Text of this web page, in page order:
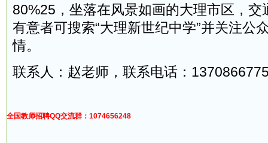
80%25，坐落在风景如画的大理市区，交
有意者可搜索“大理新世纪中学”并关注公
情。
联系人：赵老师，联系电话：
全国教师招聘QQ交流群：1074656248